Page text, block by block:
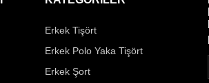
Erkek Tişört
Erkek Polo Yaka Tişört
Erkek Şort